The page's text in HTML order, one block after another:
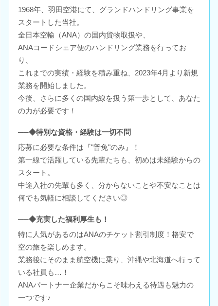
1968年、羽田空港にて、グランドハンドリング事業を
スタートした当社。
全日本空輸（ANA）の国内貨物取扱や、
ANAコードシェア便のハンドリング業務を行ってお
り、
これまでの実績・経験を積み重ね、2023年4月より新規
業務を開始しました。
今後、さらに多くの国内線を扱う第一歩として、あなた
の力が必要です！
──◆特別な資格・経験は一切不問
応募に必要な条件は『"普免"のみ』！
第一線で活躍している先輩たちも、初めは未経験からの
スタート。
中途入社の先輩も多く、分からないことや不安なことは
何でも気軽に相談してください◎
──◆充実した福利厚生も！
特に人気があるのはANAのチケット割引制度！格安で
空の旅を楽しめます。
業務後にそのまま航空機に乗り、沖縄や北海道へ行って
いる社員も…！
ANAパートナー企業だからこそ味わえる待遇も魅力の
一つです♪